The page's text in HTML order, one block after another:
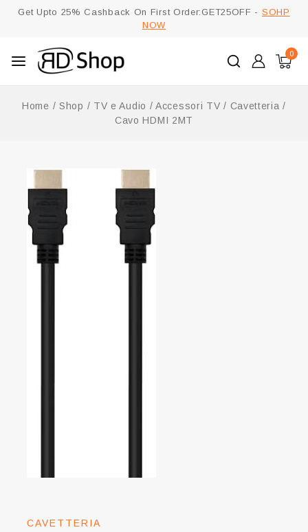
Get Upto 25% Cashback On First Order:GET25OFF - SOHP
NOW
0
Home / Shop / TV e Audio / Accessori TV / Cavetteria /
Cavo HDMI 2MT
CAVETTERIA